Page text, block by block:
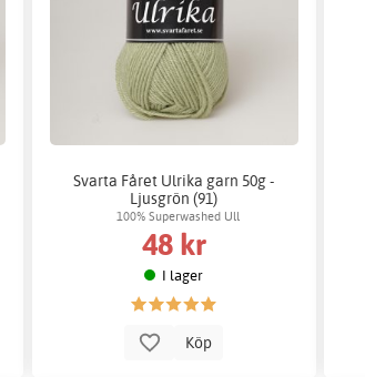
Svarta Fåret Ulrika garn 50g -
Ljusgrön (91)
100% Superwashed Ull
48 kr
I lager
Köp